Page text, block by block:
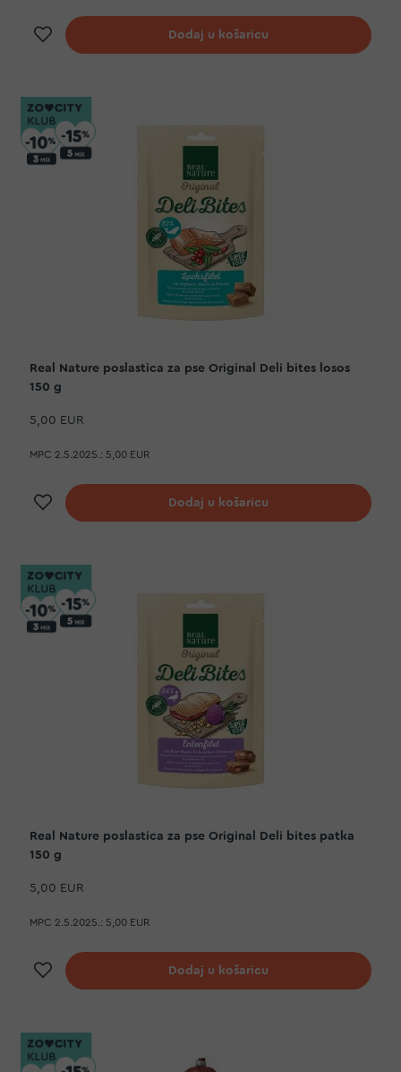
Dodaj na listu želja
Dodaj u košaricu
Real Nature poslastica za pse Original Deli bites losos
150 g
5,00 EUR
MPC 2.5.2025.: 5,00 EUR
Dodaj na listu želja
Dodaj u košaricu
Real Nature poslastica za pse Original Deli bites patka
150 g
5,00 EUR
MPC 2.5.2025.: 5,00 EUR
Dodaj na listu želja
Dodaj u košaricu